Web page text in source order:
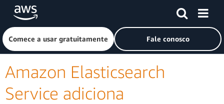
Pular para o conteúdo principal
Clique aqui para voltar à página inicial da Amazon Web
Comece a usar gratuitamente Fale conosco
Amazon Elasticsearch
Service adiciona